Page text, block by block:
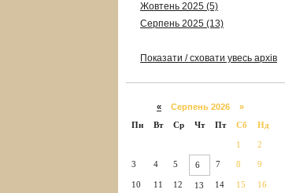
Жовтень 2025 (5)
Серпень 2025 (13)
Показати / сховати увесь архів
« Серпень 2026 »
Пн
Вт Ср Чт Пт Сб Нд
1 2
3 4 5 6 7 8 9
10 11 12 13 14 15 16